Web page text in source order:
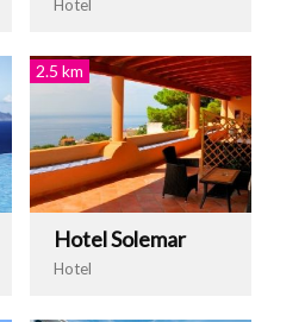
Hotel
2.5 km
Hotel Solemar
Hotel